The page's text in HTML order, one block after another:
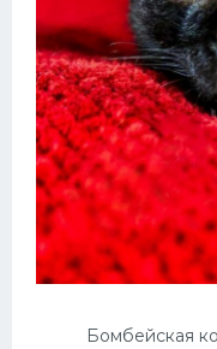
Бомбейская